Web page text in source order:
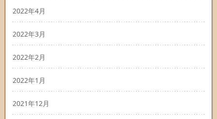
2022年4月
2022年3月
2022年2月
2022年1月
2021年12月